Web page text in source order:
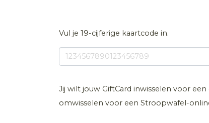
Vul je 19-cijferige kaartcode in.
Jij wilt jouw GiftCard inwisselen voor
omwisselen voor een Stroopwafel-